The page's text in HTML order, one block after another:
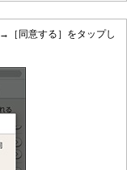
［同意する］をタップし